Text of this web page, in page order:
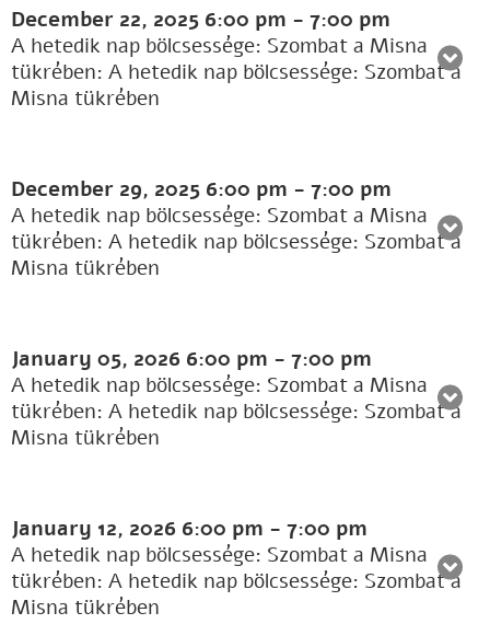
December 22, 2025 6:00 pm - 7:00 pm
A hetedik nap bölcsessége: Szombat a Misna
tükrében: A hetedik nap bölcsessége: Szombat a
Misna tükrében
December 29, 2025 6:00 pm - 7:00 pm
A hetedik nap bölcsessége: Szombat a Misna
tükrében: A hetedik nap bölcsessége: Szombat a
Misna tükrében
January 05, 2026 6:00 pm - 7:00 pm
A hetedik nap bölcsessége: Szombat a Misna
tükrében: A hetedik nap bölcsessége: Szombat a
Misna tükrében
January 12, 2026 6:00 pm - 7:00 pm
A hetedik nap bölcsessége: Szombat a Misna
tükrében: A hetedik nap bölcsessége: Szombat a
Misna tükrében